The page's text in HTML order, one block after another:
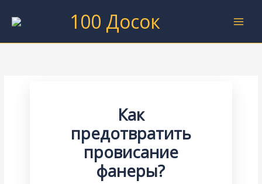
100 Досок
Как
предотвратить
провисание
фанеры?